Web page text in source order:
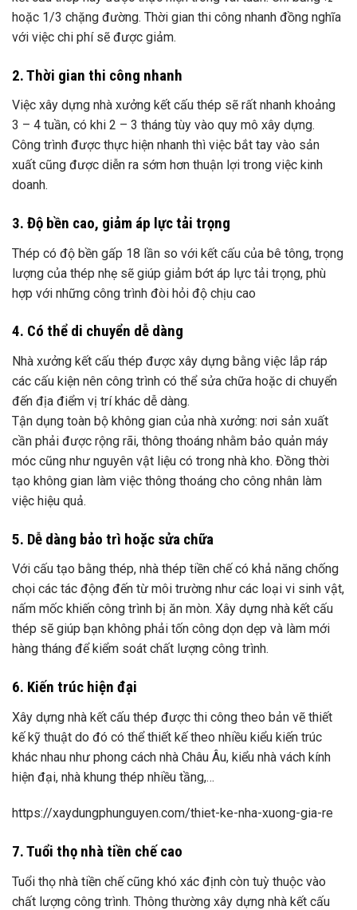
hoặc 1/3 chặng đường. Thời gian thi công nhanh đồng nghĩa
với việc chi phí sẽ được giảm.
2. Thời gian thi công nhanh
Việc xây dựng nhà xưởng kết cấu thép sẽ rất nhanh khoảng
3 – 4 tuần, có khi 2 – 3 tháng tùy vào quy mô xây dựng.
Công trình được thực hiện nhanh thì việc bắt tay vào sản
xuất cũng được diễn ra sớm hơn thuận lợi trong việc kinh
doanh.
3. Độ bền cao, giảm áp lực tải trọng
Thép có độ bền gấp 18 lần so với kết cấu của bê tông, trọng
lượng của thép nhẹ sẽ giúp giảm bớt áp lực tải trọng, phù
hợp với những công trình đòi hỏi độ chịu cao
4. Có thể di chuyển dễ dàng
Nhà xưởng kết cấu thép được xây dựng bằng việc lắp ráp
các cấu kiện nên công trình có thể sửa chữa hoặc di chuyển
đến địa điểm vị trí khác dễ dàng.
Tận dụng toàn bộ không gian của nhà xưởng: nơi sản xuất
cần phải được rộng rãi, thông thoáng nhằm bảo quản máy
móc cũng như nguyên vật liệu có trong nhà kho. Đồng thời
tạo không gian làm việc thông thoáng cho công nhân làm
việc hiệu quả.
5. Dễ dàng bảo trì hoặc sửa chữa
Với cấu tạo bằng thép, nhà thép tiền chế có khả năng chống
chọi các tác động đến từ môi trường như các loại vi sinh vật,
nấm mốc khiến công trình bị ăn mòn. Xây dựng nhà kết cấu
thép sẽ giúp bạn không phải tốn công dọn dẹp và làm mới
hàng tháng để kiểm soát chất lượng công trình.
6. Kiến trúc hiện đại
Xây dựng nhà kết cấu thép được thi công theo bản vẽ thiết
kế kỹ thuật do đó có thể thiết kế theo nhiều kiểu kiến trúc
khác nhau như phong cách nhà Châu Âu, kiểu nhà vách kính
hiện đại, nhà khung thép nhiều tầng,…
https://xaydungphunguyen.com/thiet-ke-nha-xuong-gia-re
7. Tuổi thọ nhà tiền chế cao
Tuổi thọ nhà tiền chế cũng khó xác định còn tuỳ thuộc vào
chất lượng công trình. Thông thường xây dựng nhà kết cấu